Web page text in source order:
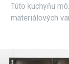
Túto kuchyňu
materiálových